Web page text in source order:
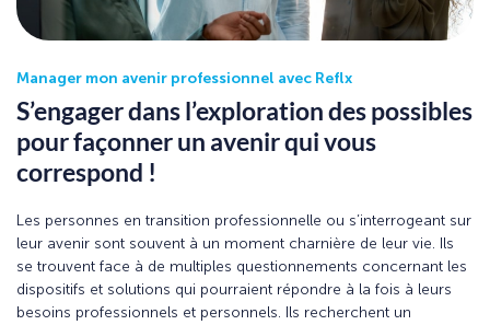
Manager mon avenir professionnel avec Reflx
S’engager dans l’exploration des possibles
pour façonner un avenir qui vous
correspond !
Les personnes en transition professionnelle ou s’interrogeant sur
leur avenir sont souvent à un moment charnière de leur vie. Ils
se trouvent face à de multiples questionnements concernant les
dispositifs et solutions qui pourraient répondre à la fois à leurs
besoins professionnels et personnels. Ils recherchent un